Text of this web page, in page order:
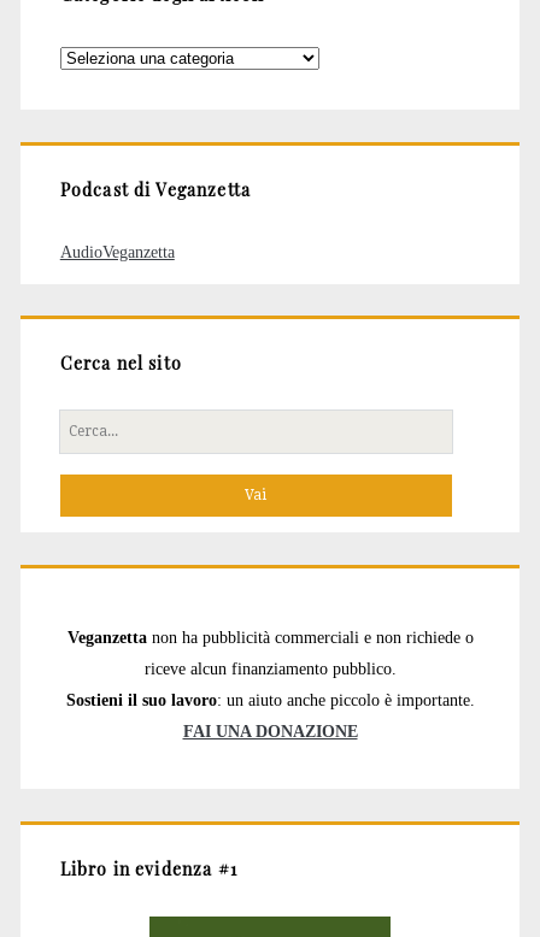
Categorie
Podcast di Veganzetta
AudioVeganzetta
Cerca nel sito
Cerca
per:
Veganzetta non ha pubblicità commerciali e non richiede o
riceve alcun finanziamento pubblico.
Sostieni il suo lavoro: un aiuto anche piccolo è importante.
FAI UNA DONAZIONE
Libro in evidenza #1